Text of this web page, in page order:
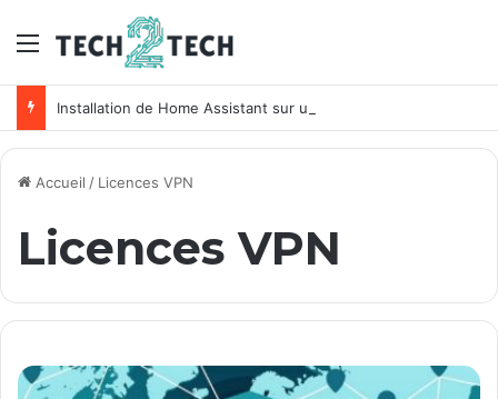
Menu
Installation de Home Assistant sur un NAS Synology
Accueil / Licences VPN
Licences VPN